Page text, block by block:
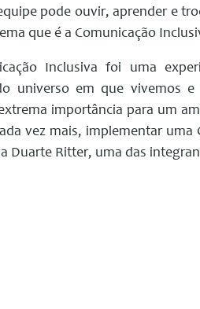
pode ouvir, aprender e
que é a Comunicação
Inclusiva foi uma
universo em que vivemos
importância para um
vez mais, implementar uma
Duarte Ritter, uma das